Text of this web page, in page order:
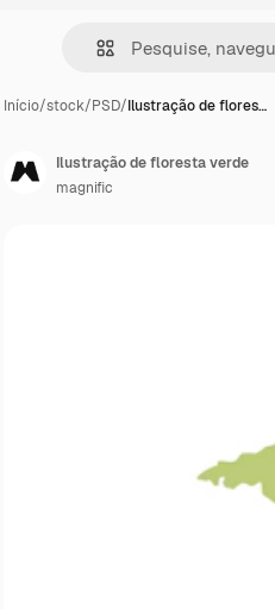
Início/stock/PSD/Ilustração de flores…
Ilustração de floresta verde
magnific